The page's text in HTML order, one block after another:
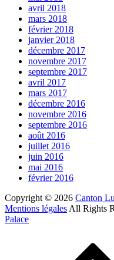
avril 2018
mars 2018
février 2018
janvier 2018
décembre 2017
novembre 2017
septembre 2017
avril 2017
mars 2017
décembre 2016
novembre 2016
septembre 2016
août 2016
juillet 2016
juin 2016
mai 2016
février 2016
Copyright © 2026 Canton
Mentions légales All Rights
Palace